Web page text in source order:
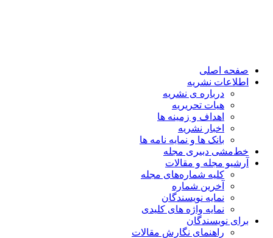
صفحه اصلی
اطلاعات نشریه
درباره ی نشریه
هیات تحریریه
اهداف و زمینه ها
اخبار نشریه
بانک ها و نمایه نامه ها
خط‌مشی دبیری مجله
آرشیو مجله و مقالات
کلیه شماره‌های مجله
آخرین شماره
نمایه نویسندگان
نمایه واژه های کلیدی
برای نویسندگان
راهنمای نگارش مقالات